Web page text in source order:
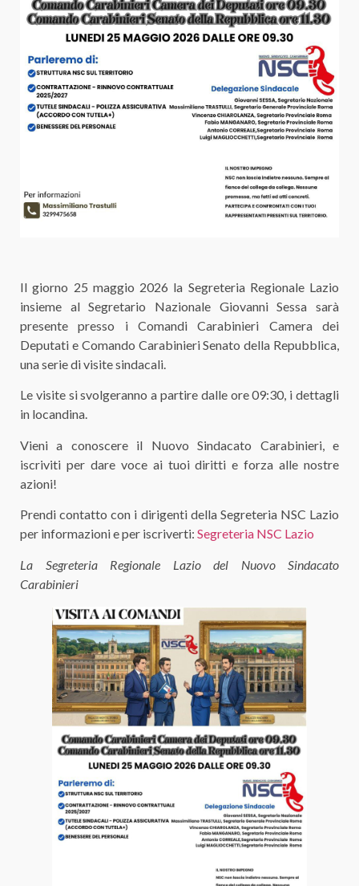
Il giorno 25 maggio 2026 la Segreteria Regionale Lazio
insieme al Segretario Nazionale Giovanni Sessa sarà
presente presso i Comandi Carabinieri Camera dei
Deputati e Comando Carabinieri Senato della Repubblica,
una serie di visite sindacali.
Le visite si svolgeranno a partire dalle ore 09:30, i dettagli
in locandina.
Vieni a conoscere il Nuovo Sindacato Carabinieri, e
iscriviti per dare voce ai tuoi diritti e forza alle nostre
azioni!
Prendi contatto con i dirigenti della Segreteria NSC Lazio
per informazioni e per iscriverti: Segreteria NSC Lazio
La Segreteria Regionale Lazio del Nuovo Sindacato
Carabinieri